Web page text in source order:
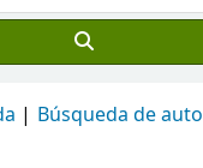
Búsqueda de